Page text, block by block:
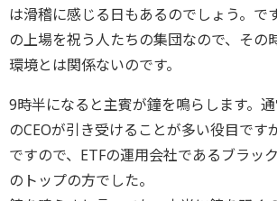
は滑稽に感じる日もあるのでしょう。で
の上場を祝う人たちの集団なので、その
環境とは関係ないのです。
9時半になると主賓が鐘を鳴らします。
のCEOが引き受けることが多い役目です
ですので、ETFの運用会社であるブラッ
のトップの方でした。